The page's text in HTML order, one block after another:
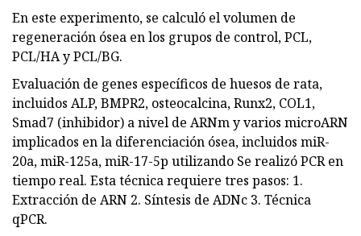
En este experimento, se calculó el volumen de
regeneración ósea en los grupos de control, PCL,
PCL/HA y PCL/BG.
Evaluación de genes específicos de huesos de rata,
incluidos ALP, BMPR2, osteocalcina, Runx2, COL1,
Smad7 (inhibidor) a nivel de ARNm y varios microARN
implicados en la diferenciación ósea, incluidos miR-
20a, miR-125a, miR-17-5p utilizando Se realizó PCR en
tiempo real. Esta técnica requiere tres pasos: 1.
Extracción de ARN 2. Síntesis de ADNc 3. Técnica
qPCR.